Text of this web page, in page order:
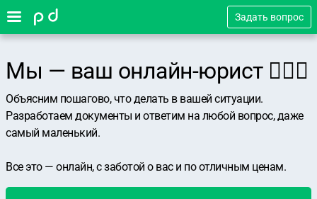
Задать вопрос
Мы — ваш онлайн-юрист 👨🏻‍⚖️
Объясним пошагово, что делать в вашей ситуации.
Разработаем документы и ответим на любой вопрос, даже
самый маленький.
Все это — онлайн, с заботой о вас и по отличным ценам.